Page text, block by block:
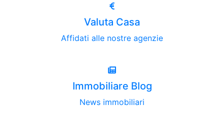
Valuta Casa
Affidati alle nostre agenzie
Immobiliare Blog
News immobiliari